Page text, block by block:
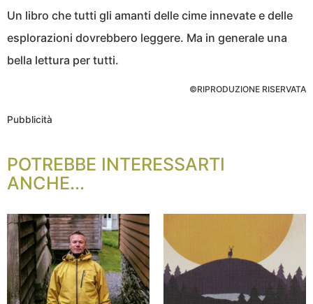
Un libro che tutti gli amanti delle cime innevate e delle
esplorazioni dovrebbero leggere. Ma in generale una
bella lettura per tutti.
©RIPRODUZIONE RISERVATA
Pubblicità
POTREBBE INTERESSARTI
ANCHE...